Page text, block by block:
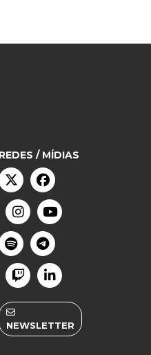
REDES / MÍDIAS
NEWSLETTER